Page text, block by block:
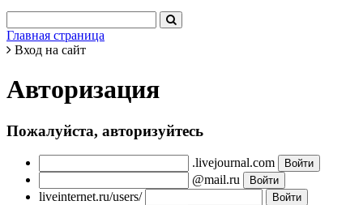
Главная страница
Вход на сайт
Авторизация
Пожалуйста, авторизуйтесь
.livejournal.com
@mail.ru
liveinternet.ru/users/